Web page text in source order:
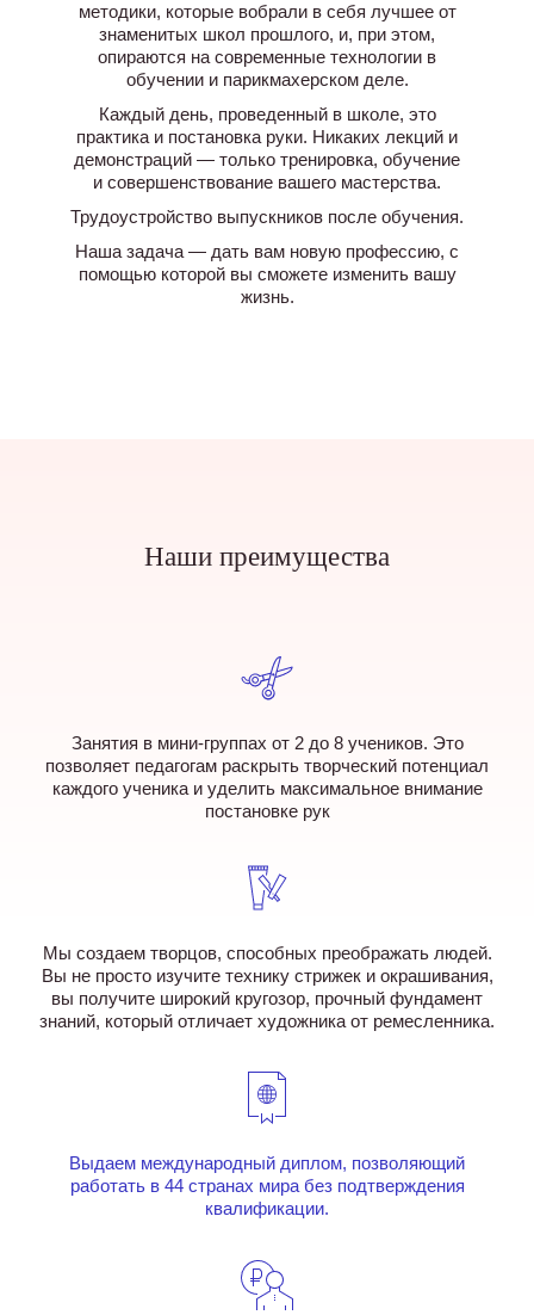
методики, которые вобрали в себя лучшее от
знаменитых школ прошлого, и, при этом,
опираются на современные технологии в
обучении и парикмахерском деле.
Каждый день, проведенный в школе, это
практика и постановка руки. Никаких лекций и
демонстраций — только тренировка, обучение
и совершенствование вашего мастерства.
Трудоустройство выпускников после обучения.
Наша задача — дать вам новую профессию, с
помощью которой вы сможете изменить вашу
жизнь.
Наши преимущества
Занятия в мини-группах от 2 до 8 учеников. Это
позволяет педагогам раскрыть творческий потенциал
каждого ученика и уделить максимальное внимание
постановке рук
Мы создаем творцов, способных преображать людей.
Вы не просто изучите технику стрижек и окрашивания,
вы получите широкий кругозор, прочный фундамент
знаний, который отличает художника от ремесленника.
Выдаем международный диплом, позволяющий
работать в 44 странах мира без подтверждения
квалификации.